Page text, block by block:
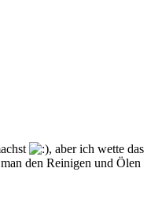
, aber ich wette das
den Reinigen und Ölen